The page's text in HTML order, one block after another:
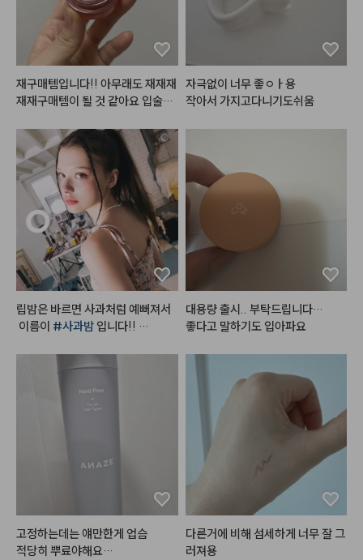
전체적으로 한번 발라주고 안쪽을
위주로 한 번 더 발라준다
#올마이띵스
키스유어아이즈글
리터 섀도우 [ 04 jazz ]
눈밑 애교살 중앙부터 외곽으로 퍼
뜨려 준다
#데일리메이크업
#메이크업튜토
리얼#makeuptutorial
재구매템입니다!! 아무래도 재재재
재재구매템이 될 것 같아요 입술에
을 그냥 올리면 절대 원하는 발색이
안나오는데 이 립을 베이스네 깔고
다른 립 레이어드하면 너무 맘에드
는 색이 됩니다ㅠㅠ 특히 누드립 완
전 추천추처처천
자극없이 너무 좋ㅇㅏ용
작아서 가지고다니기도쉬움
립밤은 바르면 사과처럼 예뻐져서
이름이 #사과밤 입니다!!
에 발라도 예쁘고, 베이스 하고 립
밤만 발라도 넘 예쁜컬러랍니다!!
영혼을 갈아 만든 사과밤🍎
대용량 출시.. 부탁드립니다…
좋다고 말하기도 입아파요
고정하는데는 얘만한게 업슴
적당히 뿌료야해요
다른거에 비해 섬세하게 너무 잘 그
러져용